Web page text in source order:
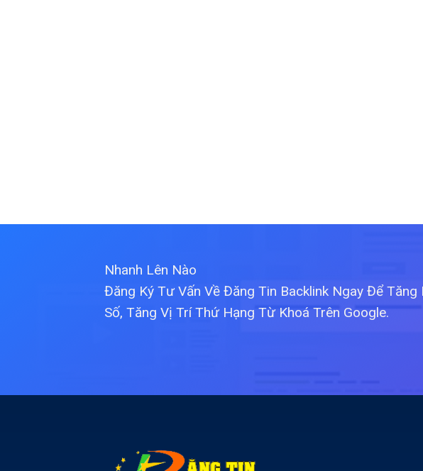
Nhanh Lên Nào
Đăng Ký Tư Vấn Về Đăng Tin Backlink Ngay Để Tăng
Số, Tăng Vị Trí Thứ Hạng Từ Khoá Trên Google.